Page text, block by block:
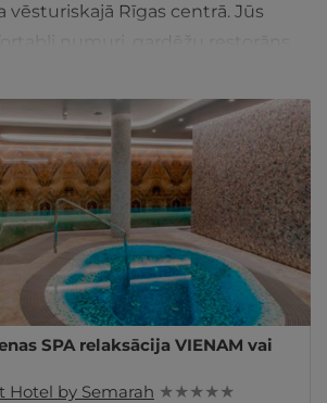
Rīgas centrā. Jūs
numuri, gardēžu restorāns,
plašs Wellness centrs. Ienāc!
SPA relaksācija VIENAM vai
Hotel by Semarah ★ ★ ★ ★ ★